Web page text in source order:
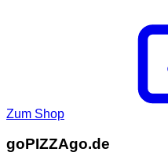
Zum Shop
goPIZZAgo.de